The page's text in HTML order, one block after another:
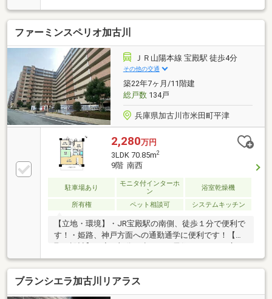
秀な人材と優れた物件提案力で、お客様に人生に一度
の不動産の購入を最高の形でお手伝いできるよう、
日々努力しながら営業活動を行っております。
ファーミンスペリオ加古川
ＪＲ山陽本線 宝殿駅 徒歩4分
その他の交通
築22年7ヶ月/11階建
総戸数134戸
兵庫県加古川市米田町平津
2,280万円
3LDK 70.85m2
9階 南西
駐車場あり
モニタ付インターホ
ン
浴室乾燥機
所有権 ペット相談可 システムキッチン
【立地・環境】・JR宝殿駅の南側、徒歩１分で便利で
す！・姫路、神戸方面への通勤通学に便利です！【間
取った設計です！・キッチンからバルコニーに出入り
可能な勝手口が便利です！・水回りがキッチンを中心
に集約され、特に洗面所への家事動線がスムーズで
す！・LDKは１５帖、和室を開放すれば２０帖超の空
ブランシエラ加古川リアラス